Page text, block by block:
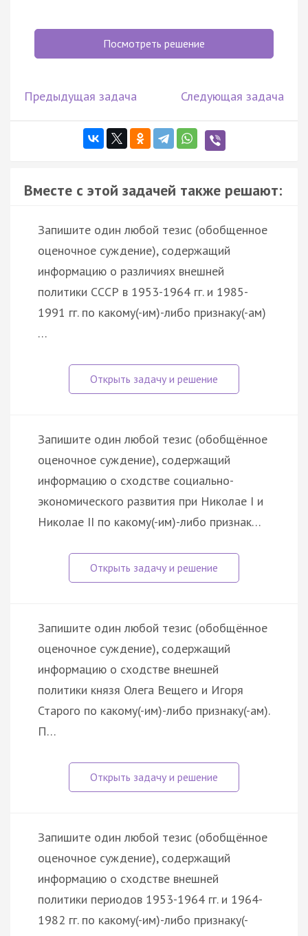
Посмотреть решение
Предыдущая задача Следующая задача
Вместе с этой задачей также решают:
Запишите один любой тезис (обобщенное
оценочное суждение), содержащий
информацию о различиях внешней
политики СССР в 1953-1964 гг. и 1985-
1991 гг. по какому(-им)-либо признаку(-ам)
…
Запишите один любой тезис (обобщённое
оценочное суждение), содержащий
информацию о сходстве социально-
экономического развития при Николае I и
Николае II по какому(-им)-либо признак…
Запишите один любой тезис (обобщённое
оценочное суждение), содержащий
информацию о сходстве внешней
политики князя Олега Вещего и Игоря
Старого по какому(-им)-либо признаку(-ам).
П…
Запишите один любой тезис (обобщённое
оценочное суждение), содержащий
информацию о сходстве внешней
политики периодов 1953-1964 гг. и 1964-
1982 гг. по какому(-им)-либо признаку(-